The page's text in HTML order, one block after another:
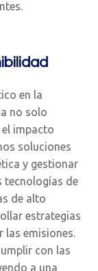
en la
no solo
impacto
soluciones
y gestionar
tecnologías de
de alto
estrategias
las emisiones.
con las
a una